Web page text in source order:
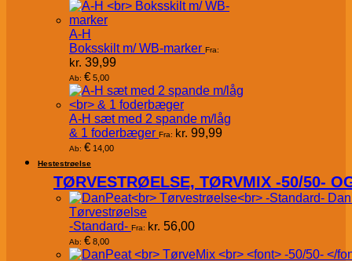
A-H
Boksskilt m/ WB-marker Fra:
kr. 39,99
Ab: € 5,00
A-H sæt med 2 spande m/låg
& 1 foderbæger Fra: kr. 99,99
Ab: € 14,00
Hestestrøelse
TØRVESTRØELSE, TØRVMIX -50/50-
Tørvestrøelse
-Standard- Fra: kr. 56,00
Ab: € 8,00